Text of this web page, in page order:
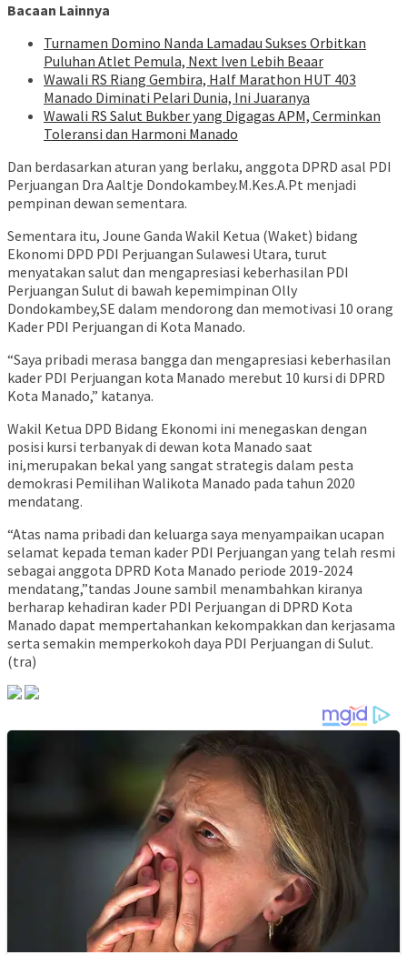
Bacaan Lainnya
Turnamen Domino Nanda Lamadau Sukses Orbitkan
Puluhan Atlet Pemula, Next Iven Lebih Beaar
Wawali RS Riang Gembira, Half Marathon HUT 403
Manado Diminati Pelari Dunia, Ini Juaranya
Wawali RS Salut Bukber yang Digagas APM, Cerminkan
Toleransi dan Harmoni Manado
Dan berdasarkan aturan yang berlaku, anggota DPRD asal PDI
Perjuangan Dra Aaltje Dondokambey.M.Kes.A.Pt menjadi
pempinan dewan sementara.
Sementara itu, Joune Ganda Wakil Ketua (Waket) bidang
Ekonomi DPD PDI Perjuangan Sulawesi Utara, turut
menyatakan salut dan mengapresiasi keberhasilan PDI
Perjuangan Sulut di bawah kepemimpinan Olly
Dondokambey,SE dalam mendorong dan memotivasi 10 orang
Kader PDI Perjuangan di Kota Manado.
“Saya pribadi merasa bangga dan mengapresiasi keberhasilan
kader PDI Perjuangan kota Manado merebut 10 kursi di DPRD
Kota Manado,” katanya.
Wakil Ketua DPD Bidang Ekonomi ini menegaskan dengan
posisi kursi terbanyak di dewan kota Manado saat
ini,merupakan bekal yang sangat strategis dalam pesta
demokrasi Pemilihan Walikota Manado pada tahun 2020
mendatang.
“Atas nama pribadi dan keluarga saya menyampaikan ucapan
selamat kepada teman kader PDI Perjuangan yang telah resmi
sebagai anggota DPRD Kota Manado periode 2019-2024
mendatang,”tandas Joune sambil menambahkan kiranya
berharap kehadiran kader PDI Perjuangan di DPRD Kota
Manado dapat mempertahankan kekompakkan dan kerjasama
serta semakin memperkokoh daya PDI Perjuangan di Sulut.
(tra)